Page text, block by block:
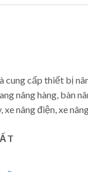
cung cấp thiết bị
nâng hàng, bàn
xe nâng điện, xe